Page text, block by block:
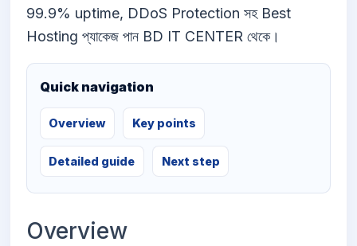
99.9% uptime, DDoS Protection সহ Best
Hosting প্যাকেজ পান BD IT CENTER থেকে।
Quick navigation
Overview Key points
Detailed guide Next step
Overview